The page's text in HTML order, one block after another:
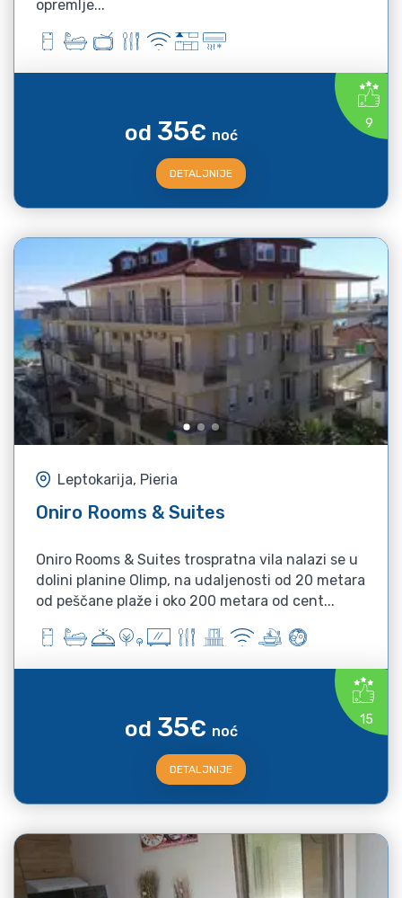
opremlje...
9
od 35€ noć
DETALJNIJE
Leptokarija, Pieria
Oniro Rooms & Suites
Oniro Rooms & Suites trospratna vila nalazi se u
dolini planine Olimp, na udaljenosti od 20 metara
od peščane plaže i oko 200 metara od cent...
15
od 35€ noć
DETALJNIJE